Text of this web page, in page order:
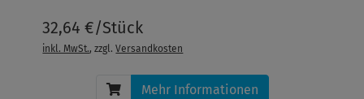
32,64 €/Stück
inkl. MwSt., zzgl.Versandkosten
Mehr Informationen